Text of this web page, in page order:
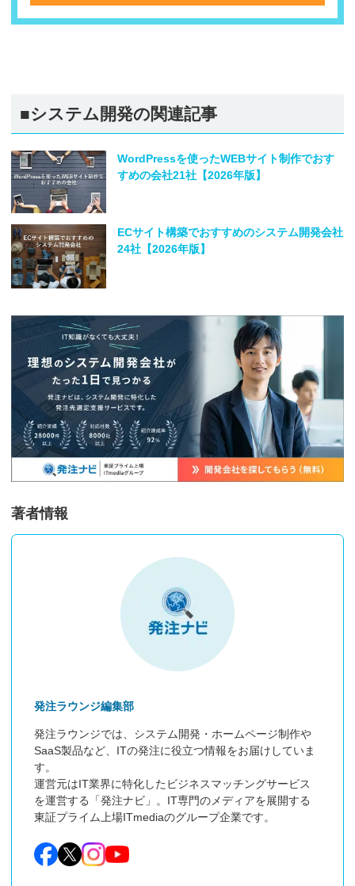
■システム開発の関連記事
WordPressを使ったWEBサイト制作でおす
すめの会社21社【2026年版】
ECサイト構築でおすすめのシステム開発会社
24社【2026年版】
著者情報
発注ラウンジ編集部
発注ラウンジでは、システム開発・ホームページ制作や
SaaS製品など、ITの発注に役立つ情報をお届けしていま
す。
運営元はIT業界に特化したビジネスマッチングサービス
を運営する「発注ナビ」。IT専門のメディアを展開する
東証プライム上場ITmediaのグループ企業です。